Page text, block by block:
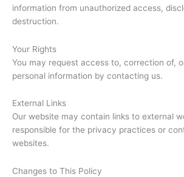
information from unauthorized access,
destruction.
Your Rights
You may request access to, correction of,
personal information by contacting us.
External Links
Our website may contain links to external
responsible for the privacy practices or
websites.
Changes to This Policy